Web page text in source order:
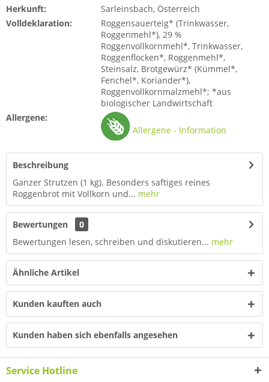
Herkunft:
Sarleinsbach, Österreich
Volldeklaration:
Roggensauerteig* (Trinkwasser,
Roggenmehl*), 29 %
Roggenvollkornmehl*, Trinkwasser,
Roggenflocken*, Roggenmehl*,
Steinsalz, Brotgewürz* (Kümmel*,
Fenchel*, Koriander*),
Roggenvollkornmalzmehl*; *aus
biologischer Landwirtschaft
Allergene:
Allergene - Information
Beschreibung
Ganzer Strutzen (1 kg). Besonders saftiges reines
Roggenbrot mit Vollkorn und... mehr
Bewertungen
0
Bewertungen lesen, schreiben und diskutieren... mehr
Ähnliche Artikel
Kunden kauften auch
Kunden haben sich ebenfalls angesehen
Service Hotline